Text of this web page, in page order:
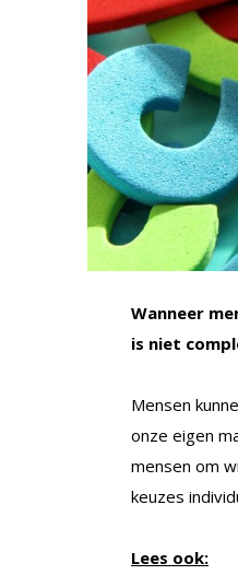
Wanneer
is niet
Mensen
onze eigen
mensen om
keuzes
Lees ook: